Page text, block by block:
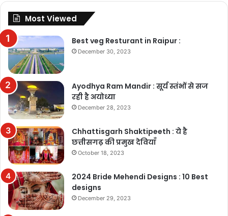
Most Viewed
Best veg Resturant in Raipur :
December 30, 2023
Ayodhya Ram Mandir : सूर्य स्तंभों से सज
रही है अयोध्या
December 28, 2023
Chhattisgarh Shaktipeeth : ये है
छत्तीसगढ़ की प्रमुख देवियाँ
October 18, 2023
2024 Bride Mehendi Designs : 10 Best
designs
December 29, 2023